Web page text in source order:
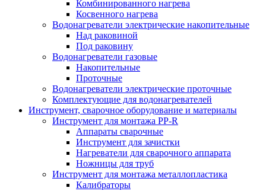
Комбинированного нагрева
Косвенного нагрева
Водонагреватели электрические накопительные
Над раковиной
Под раковину
Водонагреватели газовые
Накопительные
Проточные
Водонагреватели электрические проточные
Комплектующие для водонагревателей
Инструмент, сварочное оборудование и материалы
Инструмент для монтажа PP-R
Аппараты сварочные
Инструмент для зачистки
Нагреватели для сварочного аппарата
Ножницы для труб
Инструмент для монтажа металлопластика
Калибраторы